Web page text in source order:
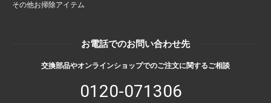
その他お掃除アイテム
お電話でのお問い合わせ先
交換部品やオンラインショップでのご注文に関するご相談
0120-071306